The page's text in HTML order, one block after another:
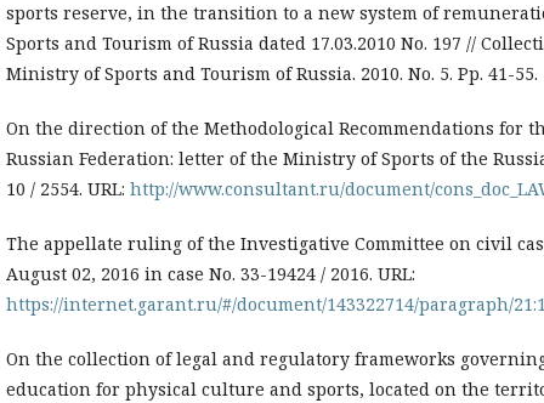
sports reserve, in the transition to a new system of
Sports and Tourism of Russia dated 17.03.2010 No. 197 //
Ministry of Sports and Tourism of Russia. 2010. No. 5. Pp. 41-55.
On the direction of the Methodological Recommendations for
Russian Federation: letter of the Ministry of Sports of the
10 / 2554. URL: http://www.consultant.ru/document/
The appellate ruling of the Investigative Committee on civil
August 02, 2016 in case No. 33-19424 / 2016. URL:
https://internet.garant.ru/#/document/143322714/paragraph/
On the collection of legal and regulatory frameworks
education for physical culture and sports, located on the